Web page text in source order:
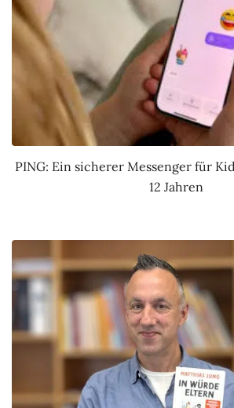
PING: Ein sicherer Messenger für
12 Jahren